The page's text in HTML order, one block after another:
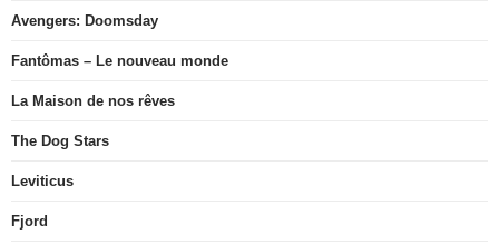
Avengers: Doomsday
Fantômas – Le nouveau monde
La Maison de nos rêves
The Dog Stars
Leviticus
Fjord